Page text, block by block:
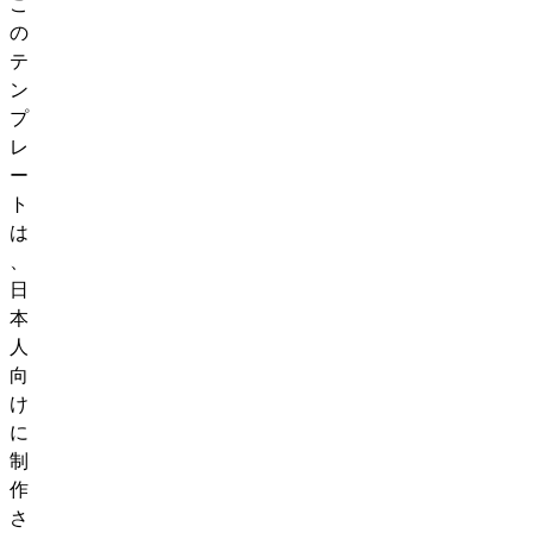
こ
の
テ
ン
プ
レ
ー
ト
は
、
日
本
人
向
け
に
制
作
さ